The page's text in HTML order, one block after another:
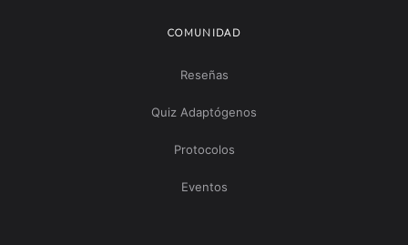
COMUNIDAD
Reseñas
Quiz Adaptógenos
Protocolos
Eventos